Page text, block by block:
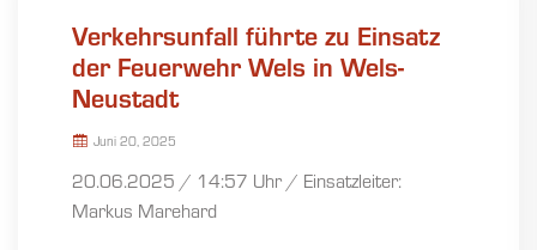
Verkehrsunfall führte zu Einsatz
der Feuerwehr Wels in Wels-
Neustadt
Juni 20, 2025
20.06.2025 / 14:57 Uhr / Einsatzleiter:
Markus Marehard